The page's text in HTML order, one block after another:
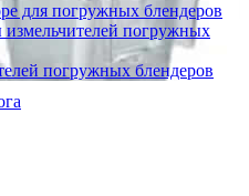
для погружных блендеров
погружных
погружных блендеров